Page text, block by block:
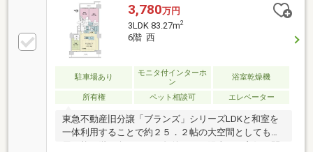
3,780万円
3LDK 83.27m2
6階 西
駐車場あり
モニタ付インターホ
ン
浴室乾燥機
所有権 ペット相談可 エレベーター
東急不動産旧分譲「ブランズ」シリーズLDKと和室を
一体利用することで約２５．２帖の大空間としても活